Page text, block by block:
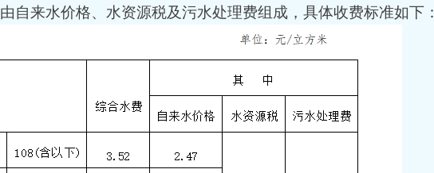
由自来水价格、 水资源税及污水处理费组成，具体收费标准如下：